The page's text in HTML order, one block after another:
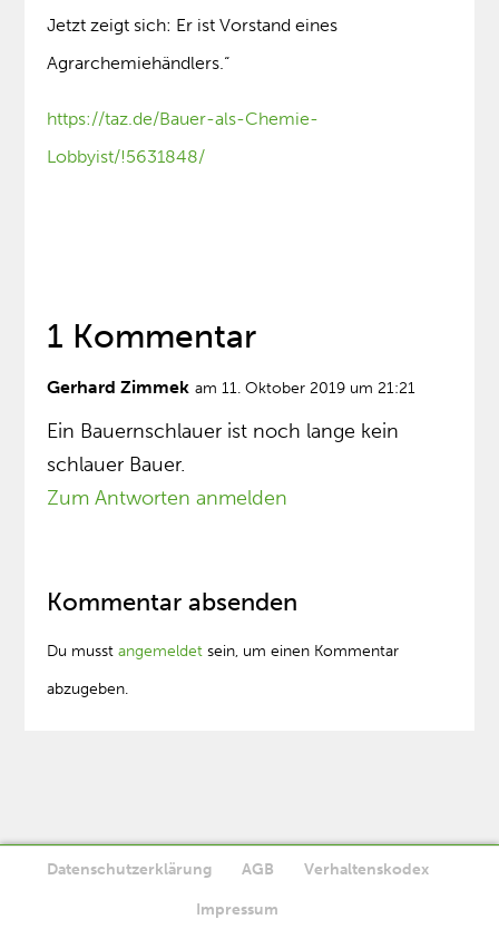
Jetzt zeigt sich: Er ist Vorstand eines
Agrarchemiehändlers.“
https://taz.de/Bauer-als-Chemie-
Lobbyist/!5631848/
1 Kommentar
Gerhard Zimmek am 11. Oktober 2019 um 21:21
Ein Bauernschlauer ist noch lange kein
schlauer Bauer.
Zum Antworten anmelden
Kommentar absenden
Du musstangemeldet sein, um einen Kommentar
abzugeben.
Datenschutzerklärung AGB Verhaltenskodex
Impressum